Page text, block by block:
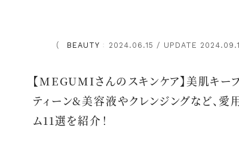
BEAUTY ： 2024.06.15 / UPDATE
【MEGUMIさんのスキンケア】美肌キー
ティーン&美容液やクレンジングなど、愛
ム11選を紹介！